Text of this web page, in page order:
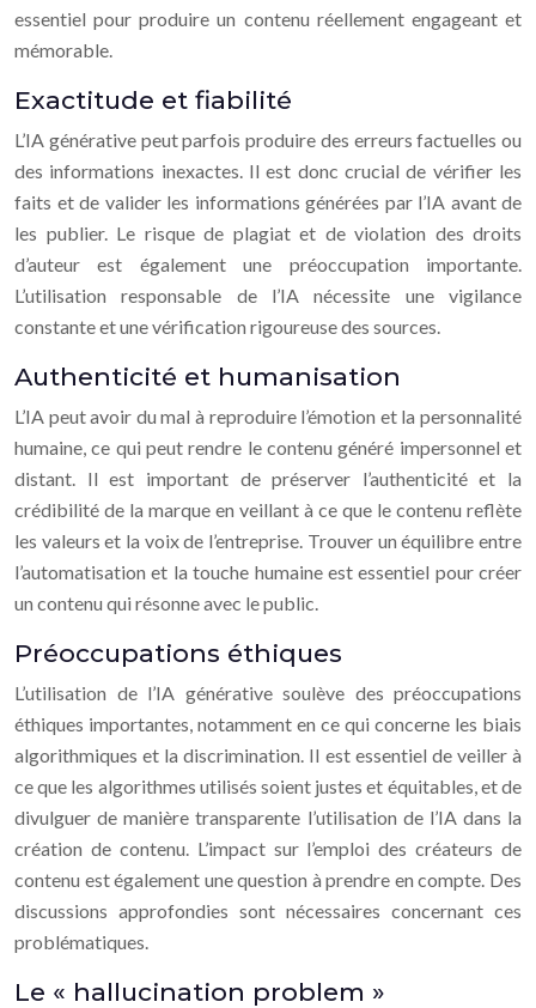
essentiel pour produire un contenu réellement engageant et
mémorable.
Exactitude et fiabilité
L’IA générative peut parfois produire des erreurs factuelles ou
des informations inexactes. Il est donc crucial de vérifier les
faits et de valider les informations générées par l’IA avant de
les publier. Le risque de plagiat et de violation des droits
d’auteur est également une préoccupation importante.
L’utilisation responsable de l’IA nécessite une vigilance
constante et une vérification rigoureuse des sources.
Authenticité et humanisation
L’IA peut avoir du mal à reproduire l’émotion et la personnalité
humaine, ce qui peut rendre le contenu généré impersonnel et
distant. Il est important de préserver l’authenticité et la
crédibilité de la marque en veillant à ce que le contenu reflète
les valeurs et la voix de l’entreprise. Trouver un équilibre entre
l’automatisation et la touche humaine est essentiel pour créer
un contenu qui résonne avec le public.
Préoccupations éthiques
L’utilisation de l’IA générative soulève des préoccupations
éthiques importantes, notamment en ce qui concerne les biais
algorithmiques et la discrimination. Il est essentiel de veiller à
ce que les algorithmes utilisés soient justes et équitables, et de
divulguer de manière transparente l’utilisation de l’IA dans la
création de contenu. L’impact sur l’emploi des créateurs de
contenu est également une question à prendre en compte. Des
discussions approfondies sont nécessaires concernant ces
problématiques.
Le « hallucination problem »